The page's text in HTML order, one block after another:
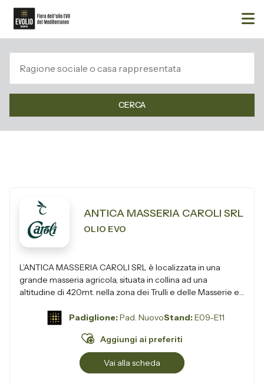
CERCA
ANTICA MASSERIA CAROLI SRL
OLIO EVO
L’ANTICA MASSERIA CAROLI SRL è localizzata in una
grande masseria agricola, situata in collina ad una
altitudine di 420mt. nella zona dei Trulli e delle Masserie e,
Padiglione:Pad. NuovoStand:E09-E11
Aggiungi ai preferiti
Vai alla scheda